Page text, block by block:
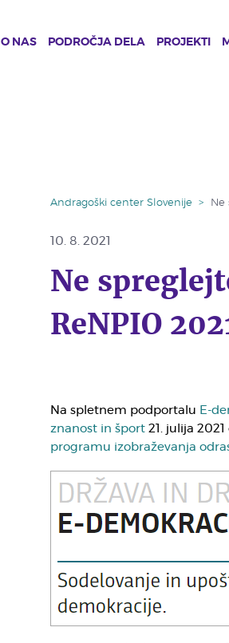
O NAS PODROČJA DELA PROJEKTI
Andragoški center Slovenije > Ne
10. 8. 2021
Ne
ReNPIO
Na spletnem podportalu E-
znanost in šport21. julija
programu izobraževanja